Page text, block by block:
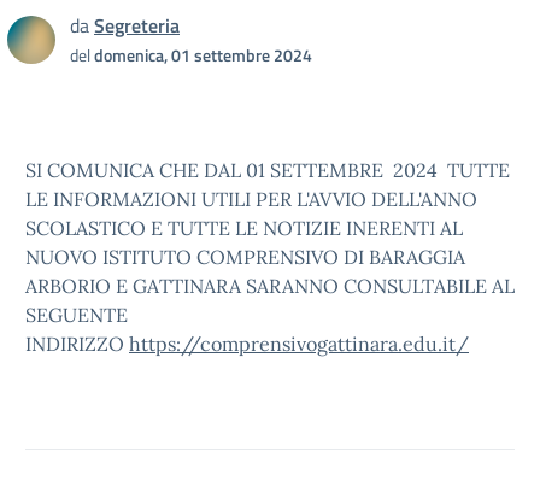
daSegreteria
deldomenica, 01 settembre 2024
SI COMUNICA CHE DAL 01 SETTEMBRE 2024 TUTTE
LE INFORMAZIONI UTILI PER L'AVVIO DELL'ANNO
SCOLASTICO E TUTTE LE NOTIZIE INERENTI AL
NUOVO ISTITUTO COMPRENSIVO DI BARAGGIA
ARBORIO E GATTINARA SARANNO CONSULTABILE AL
SEGUENTE
INDIRIZZO https://comprensivogattinara.edu.it/